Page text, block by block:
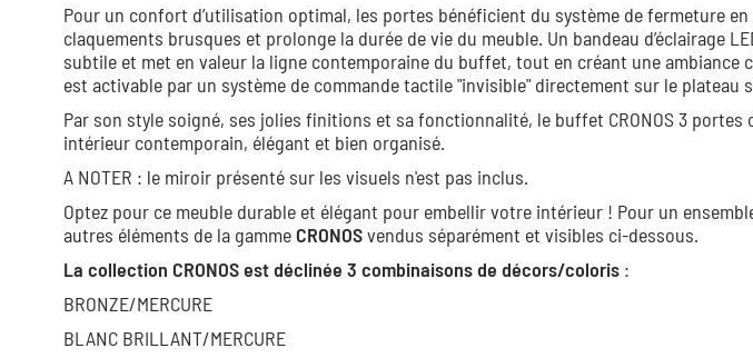
Pour un confort d’utilisation optimal, les portes bénéficient du système de fermeture
claquements brusques et prolonge la durée de vie du meuble. Un bandeau d’éclairage
subtile et met en valeur la ligne contemporaine du buffet, tout en créant une ambiance
est activable par un système de commande tactile "invisible" directement sur le plateau
Par son style soigné, ses jolies finitions et sa fonctionnalité, le buffet CRONOS 3
intérieur contemporain, élégant et bien organisé.
A NOTER : le miroir présenté sur les visuels n'est pas inclus.
Optez pour ce meuble durable et élégant pour embellir votre intérieur ! Pour un
autres éléments de la gammeCRONOSvendus séparément et visibles ci-dessous.
La collection CRONOS est déclinée 3 combinaisons de décors/coloris :
BRONZE/MERCURE
BLANC BRILLANT/MERCURE